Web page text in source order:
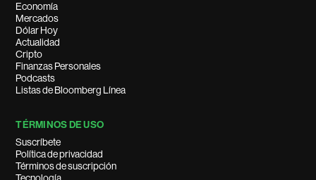
Economía
Mercados
Dólar Hoy
Actualidad
Cripto
Finanzas Personales
Podcasts
Listas de Bloomberg Línea
TÉRMINOS DE USO
Suscríbete
Política de privacidad
Términos de suscripción